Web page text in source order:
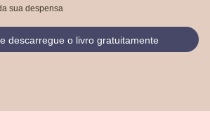
sua despensa
descarregue o livro gratuitamente